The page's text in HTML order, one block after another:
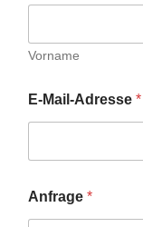
Vorname
E-Mail-Adresse *
n
f
Anfrage *